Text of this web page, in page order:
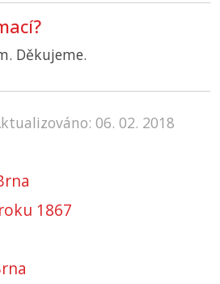
Děkujeme.
06. 02. 2018
1867